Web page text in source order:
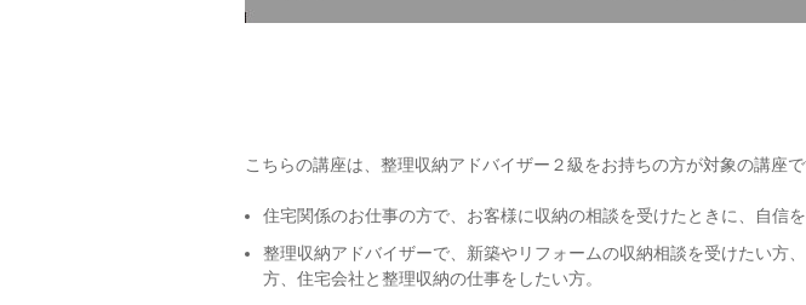
こちらの講座は、整理収納アドバイザー２級をお持ちの方が対象の講座で
住宅関係のお仕事の方で、お客様に収納の相談を受けたときに、自信を
整理収納アドバイザーで、新築やリフォームの収納相談を受けたい方
方、住宅会社と整理収納の仕事をしたい方。